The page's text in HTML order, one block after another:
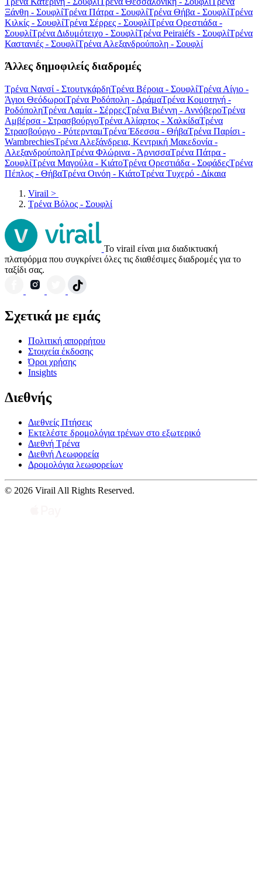
Ξάνθη - ΣουφλίΤρένα Πάτρα - ΣουφλίΤρένα Θήβα - ΣουφλίΤρένα
Κιλκίς - ΣουφλίΤρένα Σέρρες - ΣουφλίΤρένα Ορεστιάδα -
ΣουφλίΤρένα Διδυμότειχο - ΣουφλίΤρένα Peiraiéfs - ΣουφλίΤρένα
Καστανιές - ΣουφλίΤρένα Αλεξανδρούπολη - Σουφλί
Άλλες δημοφιλείς διαδρομές
Τρένα Νανσί - ΣτουτγκάρδηΤρένα Βέροια - ΣουφλίΤρένα Αίγιο -
Άγιοι ΘεόδωροιΤρένα Ροδόπολη - ΔράμαΤρένα Κομοτηνή -
ΡοδόποληΤρένα Λαμία - ΣέρρεςΤρένα Βιέννη - ΑννόβεροΤρένα
Αμβέρσα - ΣτρασβούργοΤρένα Αλίαρτος - ΧαλκίδαΤρένα
Στρασβούργο - ΡότερνταμΤρένα Έδεσσα - ΘήβαΤρένα Παρίσι -
WambrechiesΤρένα Αλεξάνδρεια, Κεντρική Μακεδονία -
ΑλεξανδρούποληΤρένα Φλώρινα - ΆρνισσαΤρένα Πάτρα -
ΣουφλίΤρένα Μαγούλα - ΚιάτοΤρένα Ορεστιάδα - ΣοφάδεςΤρένα
Πέπλος - ΘήβαΤρένα Οινόη - ΚιάτοΤρένα Τυχερό - Δίκαια
Virail >
Τρένα Βόλος - Σουφλί
Το virail είναι μια διαδικτυακή
πλατφόρμα που συγκρίνει όλες τις διαθέσιμες διαδρομές για το
ταξίδι σας.
Σχετικά με εμάς
Πολιτική απορρήτου
Στοιχεία έκδοσης
Όροι χρήσης
Insights
Διεθνής
Διεθνείς Πτήσεις
Εκτελέστε δρομολόγια τρένων στο εξωτερικό
Διεθνή Τρένα
Διεθνή Λεωφορεία
Δρομολόγια λεωφορείων
© 2026 Virail All Rights Reserved.